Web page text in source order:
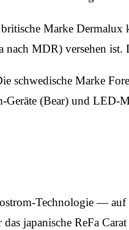
Marke Dermalux
nach MDR) versehen
schwedische Marke
Geräte (Bear) und LED-
Technologie — auf
japanische ReFa